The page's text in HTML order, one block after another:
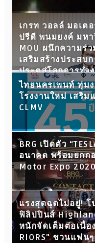
เกรท วอลล์ มอเต
ปรีดี พนมยงค์ มห
MOU ผนึกความร่
เสริมสร้างประสบ
ประตูสู่โลกการทำ
ไทยนครเพนท์ ทุ่ม
โรงงานใหม่ เสริ
CLMV
BRG เปิดตัว
อนาคต พร้อมยกก
Motor Expo
แรงสุดฉุดไม่อยู่! โ
ฟิลิปปินส์
หนักจัดเต็มต่อเนื่อง
RIORS" ชวนแฟน